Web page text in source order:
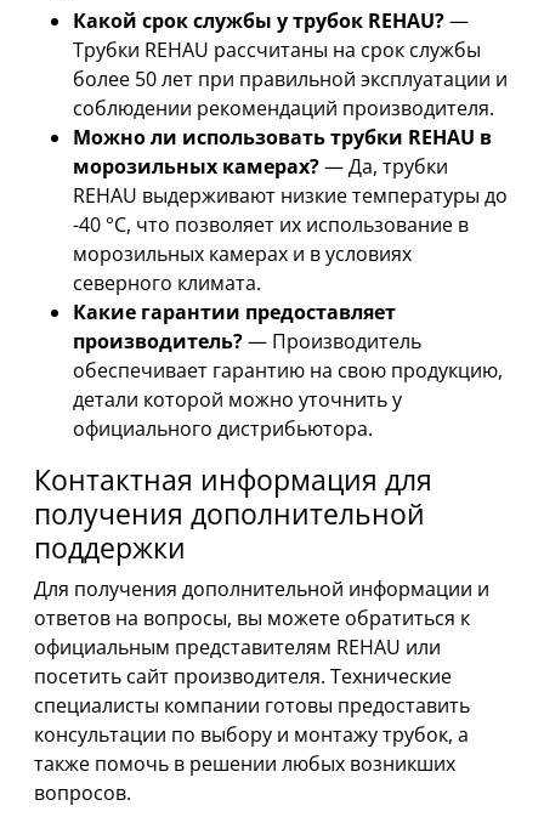
Какой срок службы у трубок REHAU?—
Трубки REHAU рассчитаны на срок службы
более 50 лет при правильной эксплуатации и
соблюдении рекомендаций производителя.
Можно ли использовать трубки REHAU в
морозильных камерах?— Да, трубки
REHAU выдерживают низкие температуры до
-40 °C, что позволяет их использование в
морозильных камерах и в условиях
северного климата.
Какие гарантии предоставляет
производитель?— Производитель
обеспечивает гарантию на свою продукцию,
детали которой можно уточнить у
официального дистрибьютора.
Контактная информация для
получения дополнительной
поддержки
Для получения дополнительной информации и
ответов на вопросы, вы можете обратиться к
официальным представителям REHAU или
посетить сайт производителя. Технические
специалисты компании готовы предоставить
консультации по выбору и монтажу трубок, а
также помочь в решении любых возникших
вопросов.